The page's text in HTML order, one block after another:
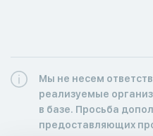
Мы не несем
реализуемые
в базе. Просьба
предоставляющих